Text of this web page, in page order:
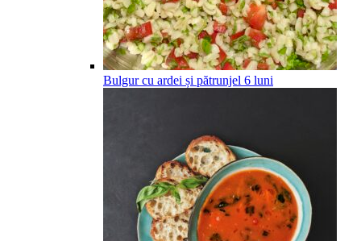
Bulgur cu ardei și pătrunjel 6 luni